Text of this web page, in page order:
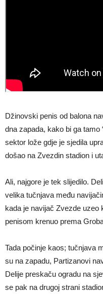
Džinovski penis od balona
dna zapada, kako bi ga tamo
sektor lože gdje je sjedila
došao na Zvezdin stadion i
Ali, najgore je tek slijedilo.
velika tučnjava među
kada je navijač Zvezde uzeo
penisom krenuo prema
Tada počinje kaos; tučnjava
su na zapadu, Partizanovi
Delije preskaču ogradu na
se pak na drugoj strani